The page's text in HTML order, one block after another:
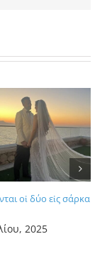
οἱ δύο εἰς σάρκα
2025